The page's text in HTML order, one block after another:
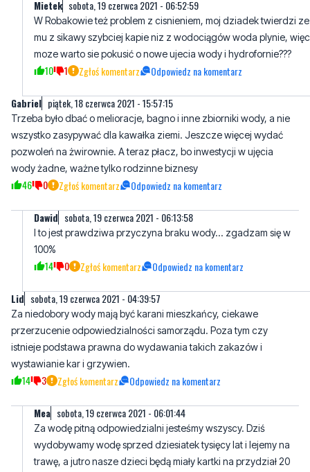
Nie tylko w Milwinie. Problem dotyczy także Luzina.
0 Zgłoś komentarz Odpowiedz na komentarz
Mietek sobota, 19 czerwca 2021 - 06:52:59
W Robakowie też problem z cisnieniem, moj dziadek twierdzi ze
moze warto sie pokusić o nowe ujecia wody i hydrofornie???
10 1 Zgłoś komentarz Odpowiedz na komentarz
Gabriel piątek, 18 czerwca 2021 - 15:57:15
Trzeba było dbać o melioracje, bagno i inne zbiorniki wody, a nie
wszystko zasypywać dla kawałka ziemi. Jeszcze więcej wydać
wody żadne, ważne tylko rodzinne biznesy
0 Zgłoś komentarz Odpowiedz na komentarz
Dawid sobota, 19 czerwca 2021 - 06:13:58
100%
14 0 Zgłoś komentarz Odpowiedz na komentarz
Lid sobota, 19 czerwca 2021 - 04:39:57
Za niedobory wody mają być karani mieszkańcy, ciekawe
przerzucenie odpowiedzialności samorządu. Poza tym czy
wystawianie kar i grzywien.
3 Zgłoś komentarz Odpowiedz na komentarz
Mea sobota, 19 czerwca 2021 - 06:01:44